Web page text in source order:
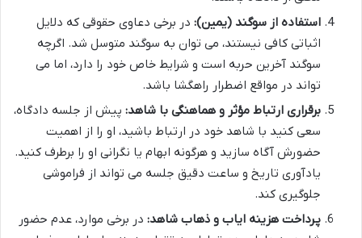
استفاده از سوگند (یمین): در برخی دعاوی حقوقی که دلایل
اثباتی کافی نیستند، می توان به سوگند متوسل شد. اگرچه
سوگند آخرین حربه است و شرایط خاص خود را دارد، اما می
تواند در مواقع اضطرار راهگشا باشد.
برقراری ارتباط مؤثر و هماهنگی با شاهد: پیش از جلسه دادگاه،
سعی کنید با شاهد خود در ارتباط باشید، او را از اهمیت
حضورش آگاه سازید و هرگونه ابهام یا نگرانی او را برطرف کنید.
یادآوری تاریخ و ساعت دقیق جلسه می تواند از فراموشی
جلوگیری کند.
پرداخت هزینه ایاب و ذهاب شاهد: در برخی موارد، عدم حضور